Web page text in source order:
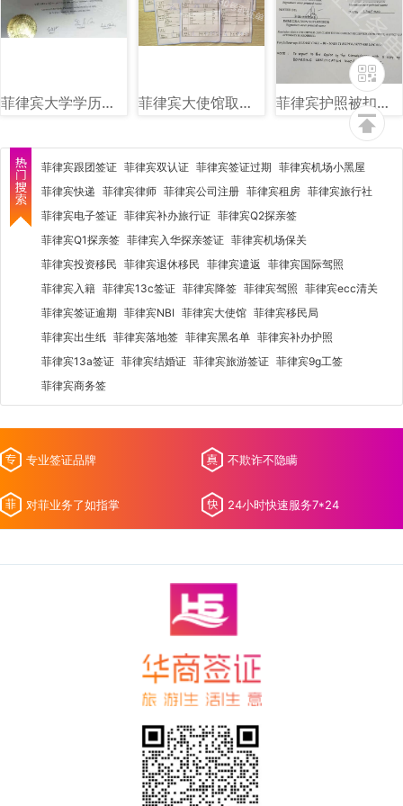
菲律宾大学学历图片样式讲解 菲律宾大使馆取证单图片样式讲解 菲律宾护照被扣海关单子图片样式讲解
菲律宾跟团签证 菲律宾双认证 菲律宾签证过期 菲律宾机场小黑屋
菲律宾快递 菲律宾律师 菲律宾公司注册 菲律宾租房 菲律宾旅行社
菲律宾电子签证 菲律宾补办旅行证 菲律宾Q2探亲签
菲律宾Q1探亲签 菲律宾入华探亲签证 菲律宾机场保关
菲律宾投资移民 菲律宾退休移民 菲律宾遣返
菲律宾国际驾照
菲律宾入籍 菲律宾13c签证 菲律宾降签 菲律宾驾照 菲律宾ecc清关
菲律宾签证逾期 菲律宾NBI 菲律宾大使馆 菲律宾移民局
菲律宾出生纸 菲律宾落地签 菲律宾黑名单 菲律宾补办护照
菲律宾13a签证 菲律宾结婚证 菲律宾旅游签证 菲律宾9g工签
菲律宾商务签
专业签证品牌 不欺诈不隐瞒
对菲业务了如指掌 24小时快速服务7*24